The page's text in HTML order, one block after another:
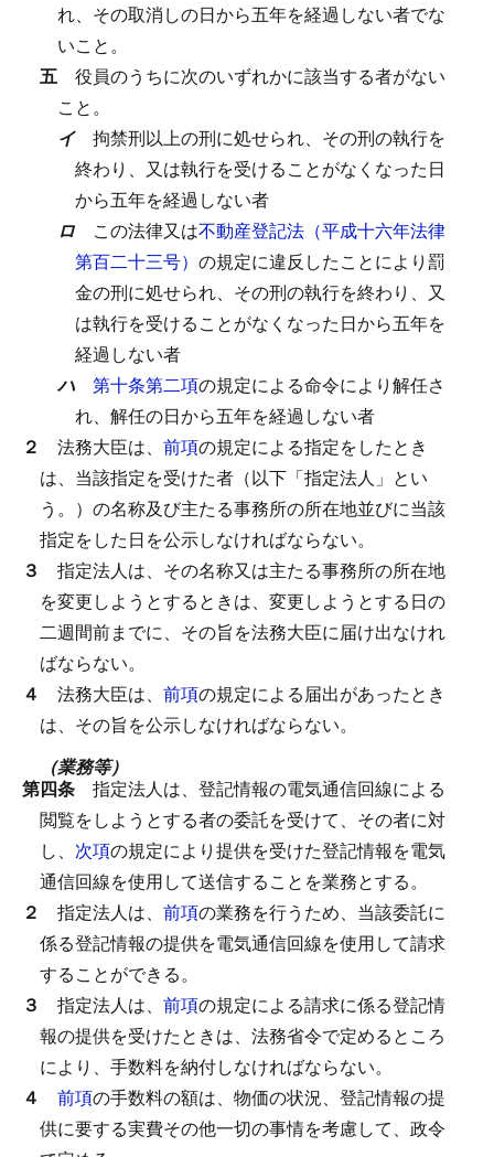
れ、その取消しの日から五年を経過しない者でな
いこと。
五 役員のうちに次のいずれかに該当する者がない
こと。
イ 拘禁刑以上の刑に処せられ、その刑の執行を
終わり、又は執行を受けることがなくなった日
から五年を経過しない者
ロ この法律又は不動産登記法（平成十六年法律
第百二十三号） の規定に違反したことにより罰
金の刑に処せられ、その刑の執行を終わり、又
は執行を受けることがなくなった日から五年を
経過しない者
ハ 第十条第二項の規定による命令により解任さ
れ、解任の日から五年を経過しない者
２ 法務大臣は、 前項の規定による指定をしたとき
は、当該指定を受けた者（以下「指定法人」とい
う。）の名称及び主たる事務所の所在地並びに当該
指定をした日を公示しなければならない。
３ 指定法人は、その名称又は主たる事務所の所在地
を変更しようとするときは、変更しようとする日の
二週間前までに、その旨を法務大臣に届け出なけれ
ばならない。
４ 法務大臣は、 前項の規定による届出があったとき
は、その旨を公示しなければならない。
（業務等）
第四条 指定法人は、登記情報の電気通信回線による
閲覧をしようとする者の委託を受けて、その者に対
し、 次項の規定により提供を受けた登記情報を電気
通信回線を使用して送信することを業務とする。
２ 指定法人は、 前項の業務を行うため、当該委託に
係る登記情報の提供を電気通信回線を使用して請求
することができる。
３ 指定法人は、 前項の規定による請求に係る登記情
報の提供を受けたときは、法務省令で定めるところ
により、手数料を納付しなければならない。
４ 前項の手数料の額は、物価の状況、登記情報の提
供に要する実費その他一切の事情を考慮して、政令